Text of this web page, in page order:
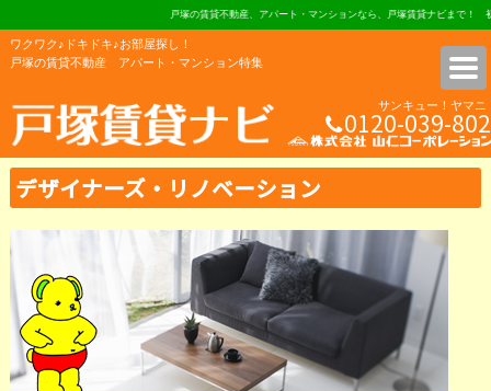
戸塚の賃貸不動産、アパート・マンションなら、戸塚賃貸ナビまで！ 初期
ワクワク♪ドキドキ♪お部屋探し！
戸塚の賃貸不動産 アパート・マンション特集
株式会社 山仁コーポレーショ
サンキュー！ヤマニ
0120-039-802
デザイナーズ・リノベーション